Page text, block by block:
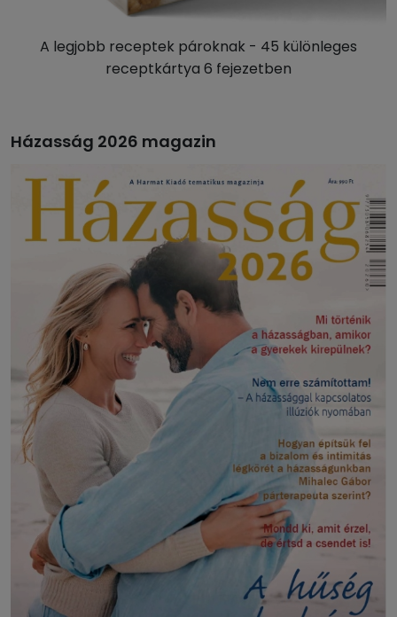
A legjobb receptek pároknak - 45 különleges
receptkártya 6 fejezetben
Házasság 2026 magazin